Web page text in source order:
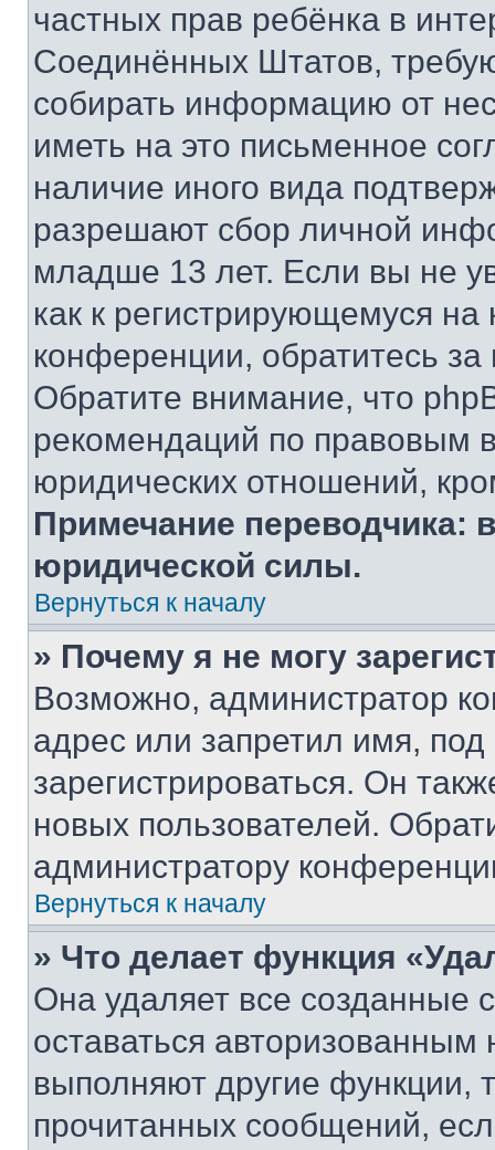
частных прав ребёнка в
Соединённых Штатов,
собирать информацию от
иметь на это письменное
наличие иного вида
разрешают сбор личной
младше 13 лет. Если вы не
как к регистрирующемуся
конференции, обратитесь
Обратите внимание, что
рекомендаций по правовым
юридических отношений,
Примечание переводчика:
юридической силы.
Вернуться к началу
» Почему я не могу
Возможно, администратор
адрес или запретил имя,
зарегистрироваться. Он
новых пользователей.
администратору
Вернуться к началу
» Что делает функция
Она удаляет все созданные
оставаться
выполняют другие функции,
прочитанных сообщений,